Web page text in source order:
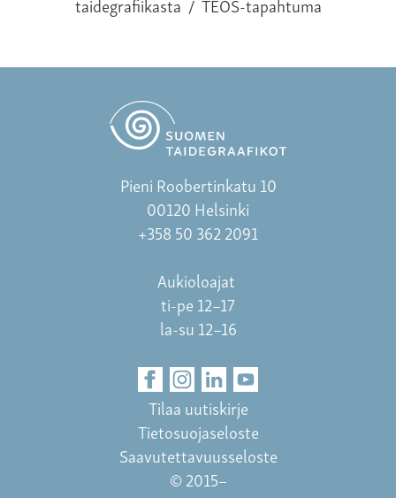
Pieni Roobertinkatu 10
00120 Helsinki
+358 50 362 2091
Aukioloajat
ti-pe 12–17
la-su 12–16
Tilaa uutiskirje
Tietosuojaseloste
Saavutettavuusseloste
© 2015–